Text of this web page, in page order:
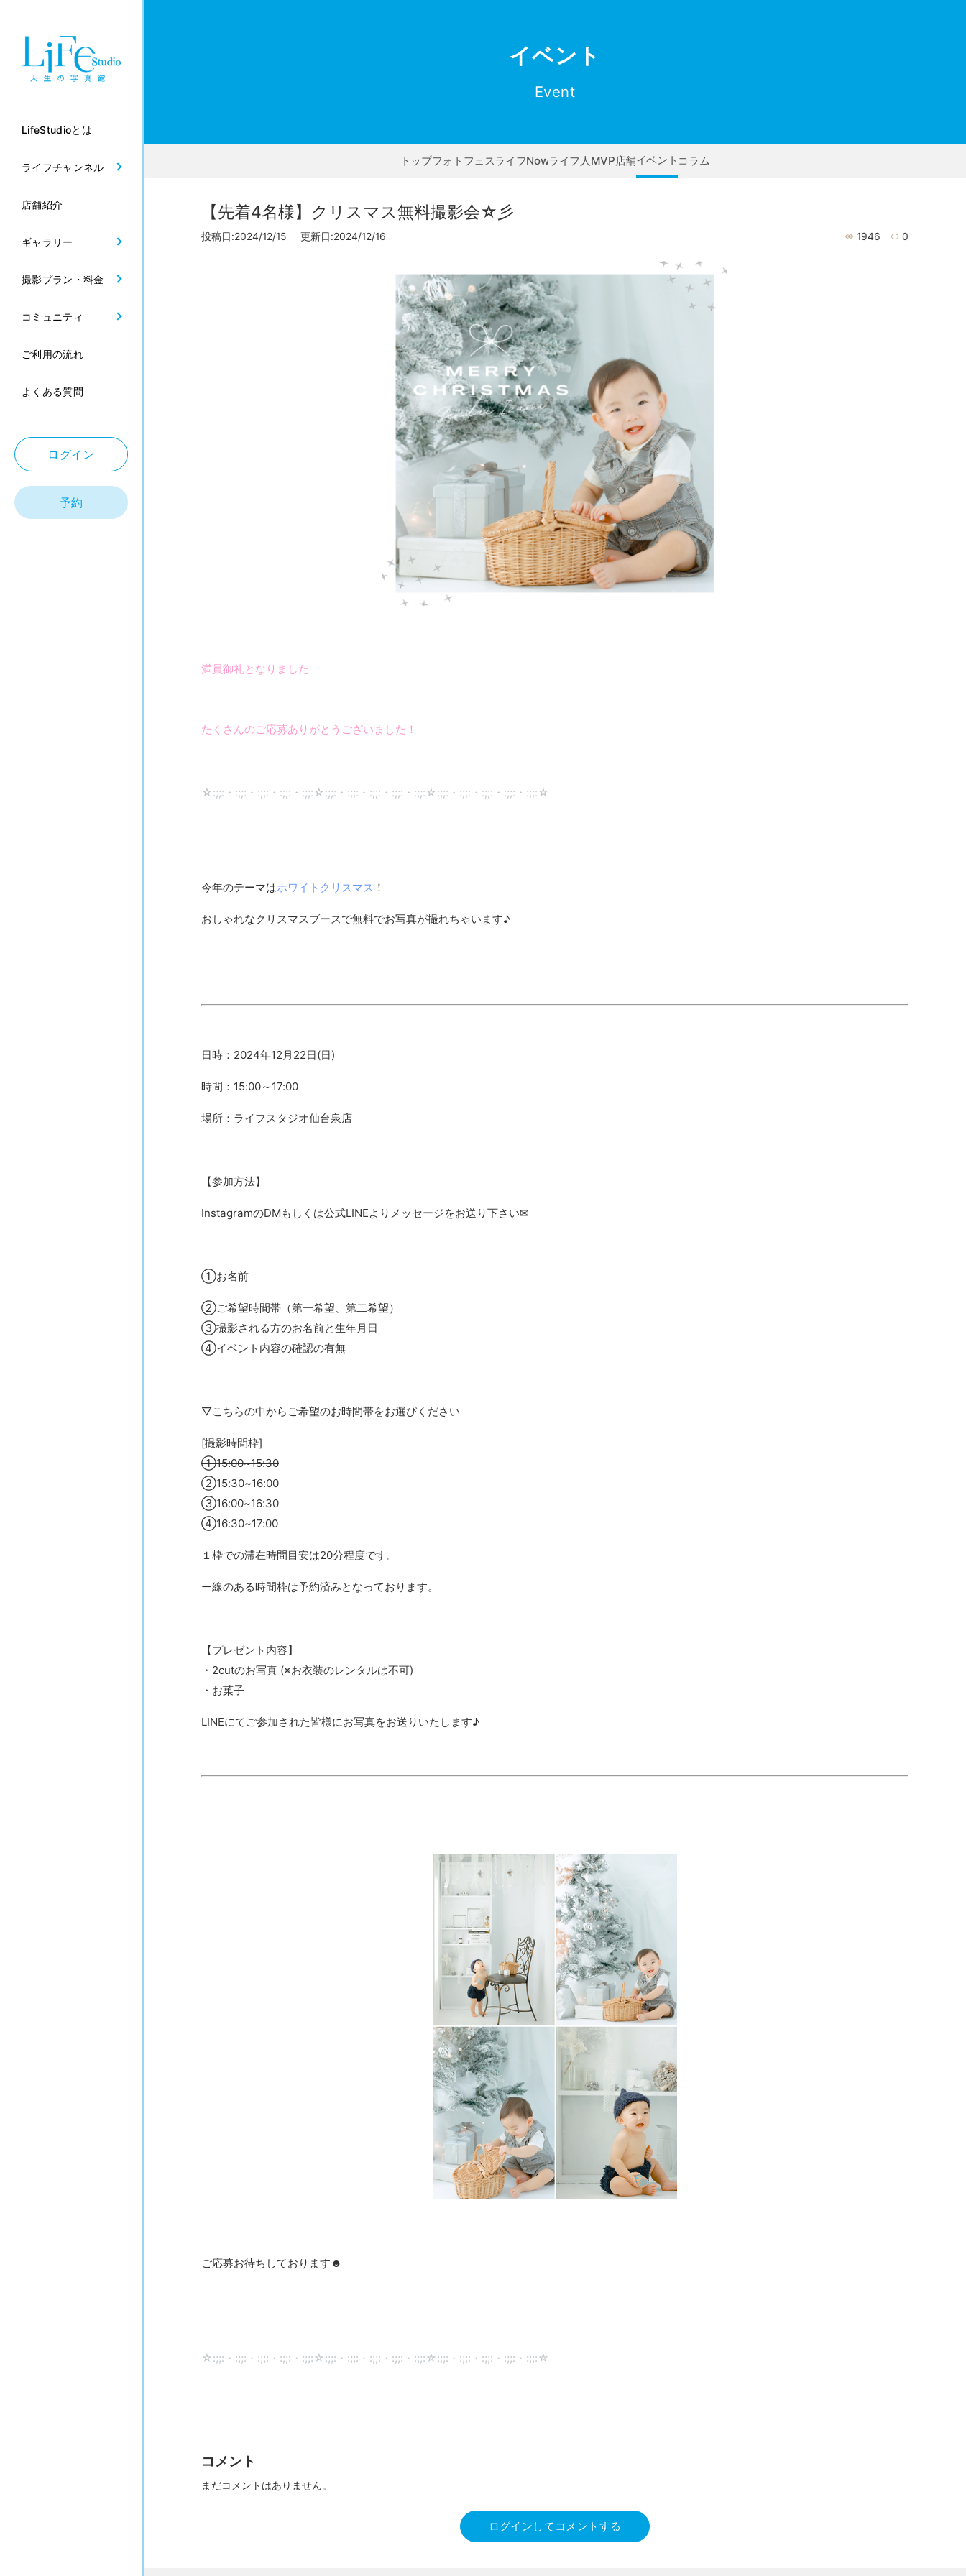
LifeStudioとは
ライフチャンネル
店舗紹介
ギャラリー
撮影プラン・料金
コミュニティ
ご利用の流れ
よくある質問
ログイン
予約
イベント
Event
トップフォトフェスライフNowライフ人 MVP店舗イベント コラム
【先着4名様】クリスマス無料撮影会☆彡
投稿日:2024/12/15 更新日:2024/12/16 1946 0
満員御礼となりました
たくさんのご応募ありがとうございました！
☆:;;:・:;;:・:;;:・:;;:・:;;:☆:;;:・:;;:・:;;:・:;;:・:;;:☆:;;:・:;;:・:;;:・:;;:・:;;:☆
今年のテーマはホワイトクリスマス ！
おしゃれなクリスマスブースで無料でお写真が撮れちゃいます♪
日時：2024年12月22日(日)
時間：15:00～17:00
場所：ライフスタジオ仙台泉店
【参加方法】
InstagramのDMもしくは公式LINEよりメッセージをお送り下さい✉
①お名前
②ご希望時間帯（第一希望、第二希望）
③撮影される方のお名前と生年月日
④イベント内容の確認の有無
▽こちらの中からご希望のお時間帯をお選びください
[撮影時間枠]
①15:00~15:30
②15:30~16:00
③16:00~16:30
④16:30~17:00
１枠での滞在時間目安は20分程度です。
ー線のある時間枠は予約済みとなっております。
【プレゼント内容】
・2cutのお写真 (※お衣装のレンタルは不可)
・お菓子
LINEにてご参加された皆様にお写真をお送りいたします♪
ご応募お待ちしております☻
☆:;;:・:;;:・:;;:・:;;:・:;;:☆:;;:・:;;:・:;;:・:;;:・:;;:☆:;;:・:;;:・:;;:・:;;:・:;;:☆
コメント
まだコメントはありません。
ログインしてコメントする